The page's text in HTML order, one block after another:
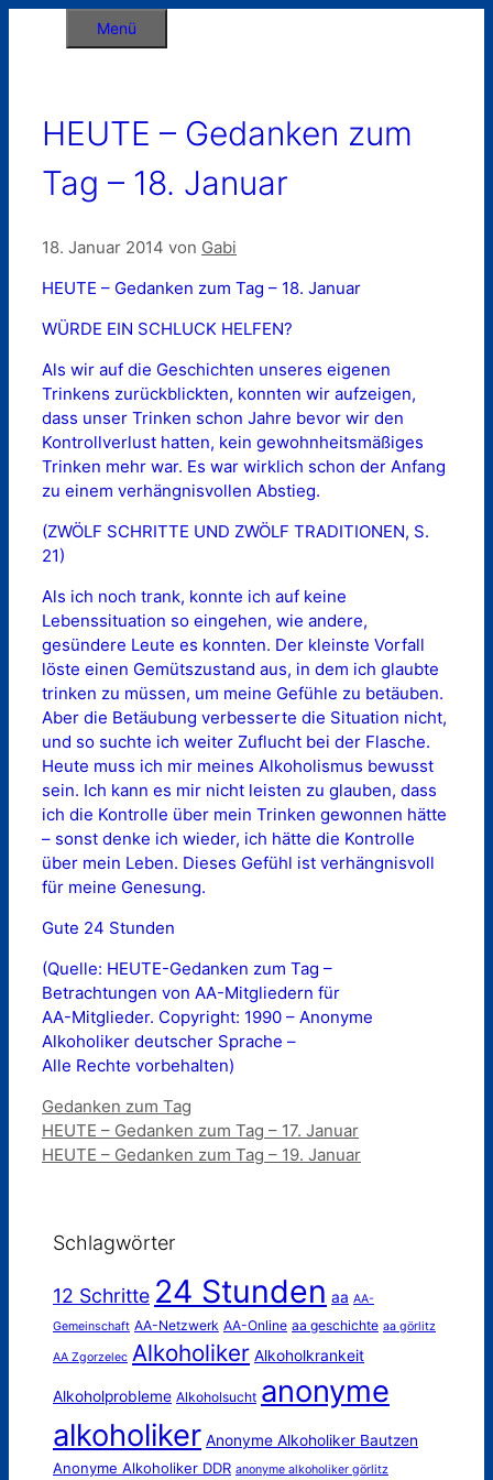
Menü
HEUTE – Gedanken zum
Tag – 18. Januar
18. Januar 2014 von Gabi
HEUTE – Gedanken zum Tag – 18. Januar
WÜRDE EIN SCHLUCK HELFEN?
Als wir auf die Geschichten unseres eigenen
Trinkens zurückblickten, konnten wir aufzeigen,
dass unser Trinken schon Jahre bevor wir den
Kontrollverlust hatten, kein gewohnheitsmäßiges
Trinken mehr war. Es war wirklich schon der Anfang
zu einem verhängnisvollen Abstieg.
(ZWÖLF SCHRITTE UND ZWÖLF TRADITIONEN, S.
21)
Als ich noch trank, konnte ich auf keine
Lebenssituation so eingehen, wie andere,
gesündere Leute es konnten. Der kleinste Vorfall
löste einen Gemütszustand aus, in dem ich glaubte
trinken zu müssen, um meine Gefühle zu betäuben.
Aber die Betäubung verbesserte die Situation nicht,
und so suchte ich weiter Zuflucht bei der Flasche.
Heute muss ich mir meines Alkoholismus bewusst
sein. Ich kann es mir nicht leisten zu glauben, dass
ich die Kontrolle über mein Trinken gewonnen hätte
– sonst denke ich wieder, ich hätte die Kontrolle
über mein Leben. Dieses Gefühl ist verhängnisvoll
für meine Genesung.
Gute 24 Stunden
(Quelle: HEUTE-Gedanken zum Tag –
Betrachtungen von AA-Mitgliedern für
AA-Mitglieder. Copyright: 1990 – Anonyme
Alkoholiker deutscher Sprache –
Alle Rechte vorbehalten)
Kategorien
Gedanken zum Tag
HEUTE – Gedanken zum Tag – 17. Januar
HEUTE – Gedanken zum Tag – 19. Januar
Schlagwörter
12 Schritte 24 Stunden aa AA-
Gemeinschaft AA-Netzwerk AA-Online aa geschichte aa görlitz
AA Zgorzelec Alkoholiker Alkoholkrankeit
Alkoholprobleme Alkoholsucht anonyme
alkoholiker Anonyme Alkoholiker Bautzen
Anonyme Alkoholiker DDR anonyme alkoholiker görlitz